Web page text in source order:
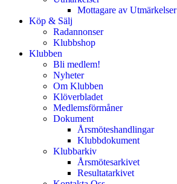
Mottagare av Utmärkelser
Köp & Sälj
Radannonser
Klubbshop
Klubben
Bli medlem!
Nyheter
Om Klubben
Klöverbladet
Medlemsförmåner
Dokument
Årsmöteshandlingar
Klubbdokument
Klubbarkiv
Årsmötesarkivet
Resultatarkivet